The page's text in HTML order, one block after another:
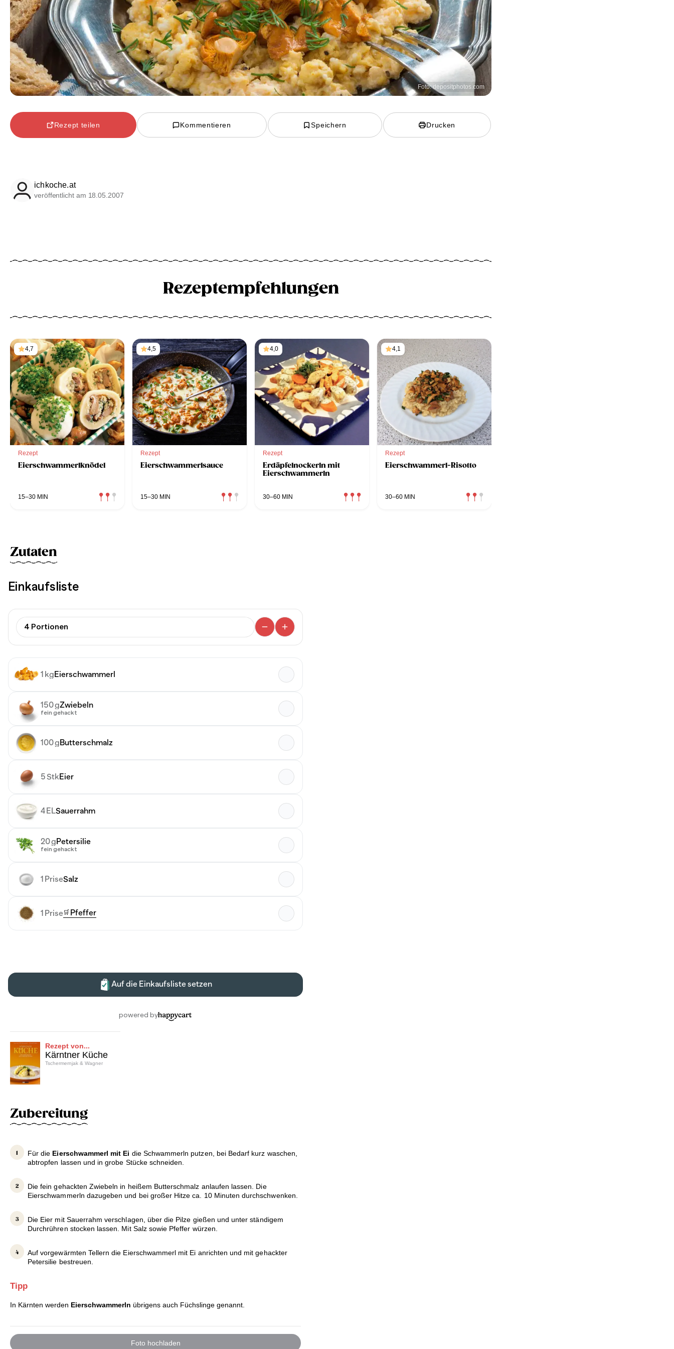
Foto: depositphotos.com
Rezept teilen Kommentieren Speichern Drucken
ichkoche.at
veröffentlicht am 18.05.2007
Rezeptempfehlungen
4,7
Rezept
Eierschwammerlknödel
15–30 MIN
4,5
Rezept
Eierschwammerlsauce
15–30 MIN
4,0
Rezept
Erdäpfelnockerln mit
Eierschwammerln
30–60 MIN
4,1
Rezept
Eierschwammerl-Risotto
30–60 MIN
Zutaten
Rezept von...
Kärntner Küche
Tschermernjak & Wagner
Zubereitung
Für die Eierschwammerl mit Ei die Schwammerln putzen, bei Bedarf kurz waschen,
abtropfen lassen und in grobe Stücke schneiden.
Die fein gehackten Zwiebeln in heißem Butterschmalz anlaufen lassen. Die
Eierschwammerln dazugeben und bei großer Hitze ca. 10 Minuten durchschwenken.
Die Eier mit Sauerrahm verschlagen, über die Pilze gießen und unter ständigem
Durchrühren stocken lassen. Mit Salz sowie Pfeffer würzen.
Auf vorgewärmten Tellern die Eierschwammerl mit Ei anrichten und mit gehackter
Petersilie bestreuen.
Tipp
In Kärnten werden Eierschwammerln übrigens auch Füchslinge genannt.
Foto hochladen